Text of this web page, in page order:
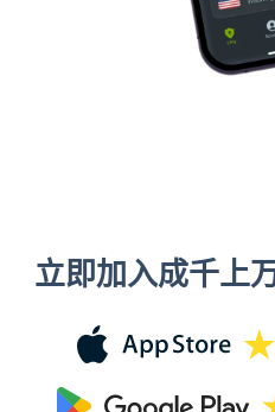
立即加入成千上